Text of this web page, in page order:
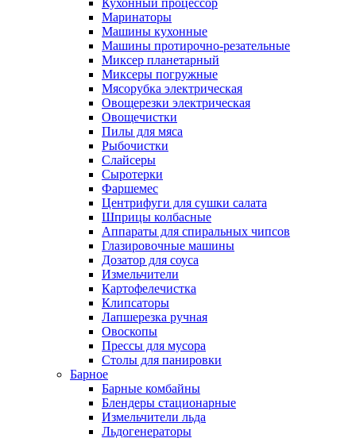
Кухонный процессор
Маринаторы
Машины кухонные
Машины протирочно-резательные
Миксер планетарный
Миксеры погружные
Мясорубка электрическая
Овощерезки электрическая
Овощечистки
Пилы для мяса
Рыбочистки
Слайсеры
Сыротерки
Фаршемес
Центрифуги для сушки салата
Шприцы колбасные
Аппараты для спиральных чипсов
Глазировочные машины
Дозатор для соуса
Измельчители
Картофелечистка
Клипсаторы
Лапшерезка ручная
Овоскопы
Прессы для мусора
Столы для панировки
Барное
Барные комбайны
Блендеры стационарные
Измельчители льда
Льдогенераторы